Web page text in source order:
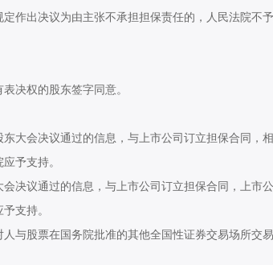
出决议为由主张不承担担保责任的，人民法院不予
决权的股东签字同意。
会决议通过的信息，与上市公司订立担保合同，
予支持。
议通过的信息，与上市公司订立担保合同，上市
支持。
股票在国务院批准的其他全国性证券交易场所交